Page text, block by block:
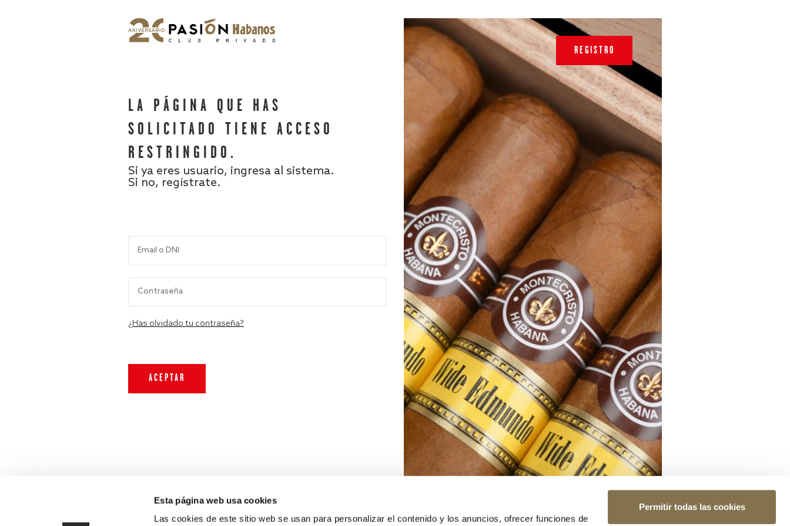
Esta página web usa cookies
Las cookies de este sitio web se usan para personalizar el contenido y los anuncios, ofrecer funciones de
Permitir todas las cookies
LA PÁGINA QUE HAS
SOLICITADO TIENE ACCESO
RESTRINGIDO.
Si ya eres usuario, ingresa al sistema.
Si no, regístrate.
¿Has olvidado tu contraseña?
REGISTRO